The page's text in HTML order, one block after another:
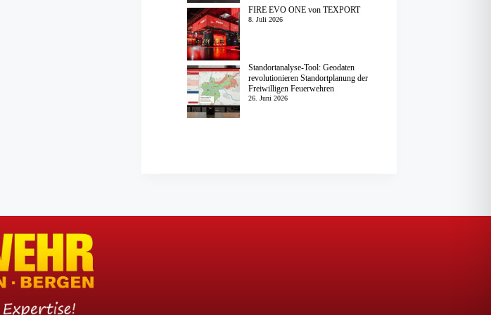
FIRE EVO ONE von TEXPORT
8. Juli 2026
Standortanalyse-Tool: Geodaten
revolutionieren Standortplanung der
Freiwilligen Feuerwehren
26. Juni 2026